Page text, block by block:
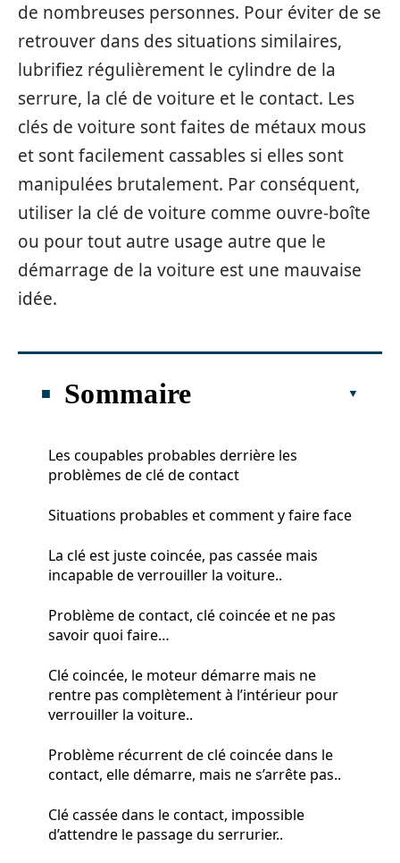
de nombreuses personnes. Pour éviter de se
retrouver dans des situations similaires,
lubrifiez régulièrement le cylindre de la
serrure, la clé de voiture et le contact. Les
clés de voiture sont faites de métaux mous
et sont facilement cassables si elles sont
manipulées brutalement. Par conséquent,
utiliser la clé de voiture comme ouvre-boîte
ou pour tout autre usage autre que le
démarrage de la voiture est une mauvaise
idée.
Sommaire
Les coupables probables derrière les
problèmes de clé de contact
Situations probables et comment y faire face
La clé est juste coincée, pas cassée mais
incapable de verrouiller la voiture..
Problème de contact, clé coincée et ne pas
savoir quoi faire…
Clé coincée, le moteur démarre mais ne
rentre pas complètement à l’intérieur pour
verrouiller la voiture..
Problème récurrent de clé coincée dans le
contact, elle démarre, mais ne s’arrête pas..
Clé cassée dans le contact, impossible
d’attendre le passage du serrurier..